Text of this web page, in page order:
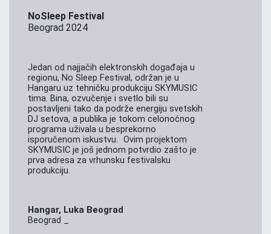
NoSleep Festival
Beograd 2024
Jedan od najjačih elektronskih događaja u
regionu, No Sleep Festival, održan je u
Hangaru uz tehničku produkciju SKYMUSIC
tima. Bina, ozvučenje i svetlo bili su
postavljeni tako da podrže energiju svetskih
DJ setova, a publika je tokom celonoćnog
programa uživala u besprekorno
isporučenom iskustvu. Ovim projektom
SKYMUSIC je još jednom potvrdio zašto je
prva adresa za vrhunsku festivalsku
produkciju.
Hangar, Luka Beograd
Beograd _